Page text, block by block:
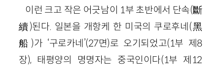
이런 크고 작은 어긋남이 1부 초반에서 단속(斷
續)된다. 일본을 개항케 한 미국의 쿠로후네(黑
船)가 ‘구로카네’(27면)로 오기되었고(1부 제8
장), 태평양의 명명자는 중국인이다(1부 제12